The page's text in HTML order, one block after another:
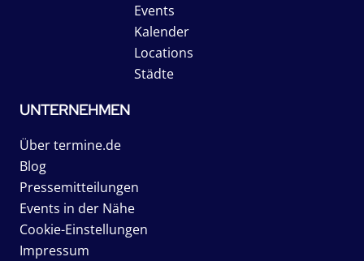
Events
Kalender
Locations
Städte
UNTERNEHMEN
Über termine.de
Blog
Pressemitteilungen
Events in der Nähe
Cookie-Einstellungen
Impressum